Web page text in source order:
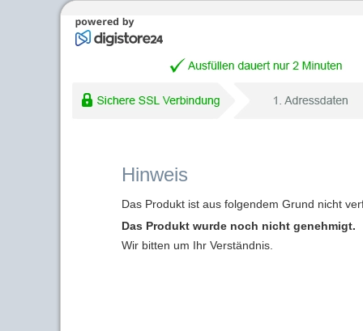
Hinweis
Das Produkt ist aus folgendem Grund nicht
Das Produkt wurde noch nicht genehmigt.
Wir bitten um Ihr Verständnis.